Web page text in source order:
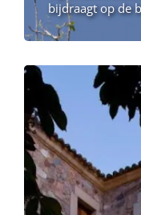
bijdraagt op de
Image
Image